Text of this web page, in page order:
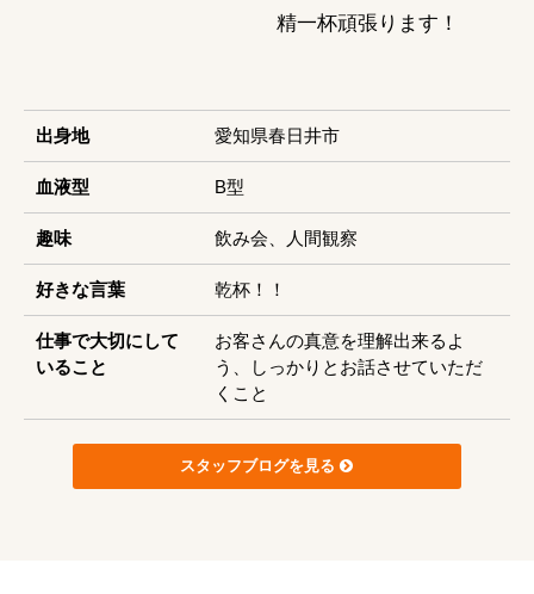
精一杯頑張ります！
出身地 愛知県春日井市
血液型 B型
趣味 飲み会、人間観察
好きな言葉 乾杯！！
仕事で大切にして
いること
お客さんの真意を理解出来るよ
う、しっかりとお話させていただ
くこと
スタッフブログを見る